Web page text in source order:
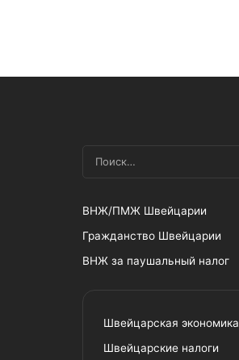
ВНЖ/ПМЖ Швейцарии
Гражданство Швейцарии
ВНЖ за паушальный налог
Швейцарская экономика
Швейцарские налоги